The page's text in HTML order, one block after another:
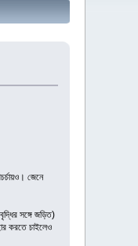
জেনে
সঙ্গে জড়িত)
করতে চাইলেও